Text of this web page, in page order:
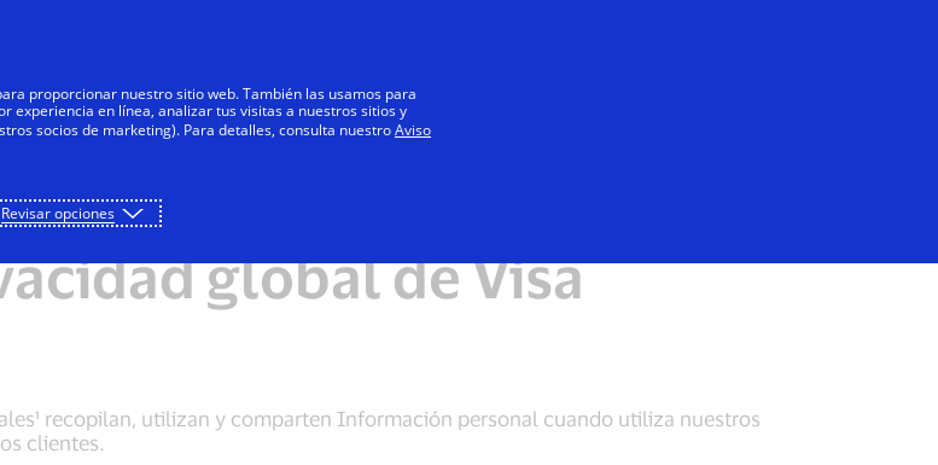
Negocios Innovadores Todos
global de Visa
recopilan, utilizan y comparten Información personal cuando utiliza nuestros
clientes.
proporcionar nuestro sitio web. También las usamos para
en línea, analizar tus visitas a nuestros sitios y
socios de marketing). Para detalles, consulta nuestroAviso
Revisar opciones